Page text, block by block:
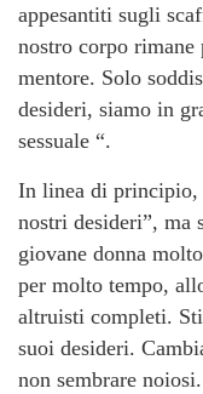
appesantiti sugli
nostro corpo
mentore. Solo
desideri, siamo in
sessuale “.
In linea di principio,
nostri desideri”, ma
giovane donna
per molto tempo,
altruisti completi.
suoi desideri.
non sembrare